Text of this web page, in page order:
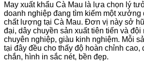
May xuất khẩu Cà Mau là lựa chọn lý
doanh nghiệp đang tìm kiếm một xưởng
chất lượng tại Cà Mau. Đơn vị này sở
đại, dây chuyền sản xuất tiên tiến và đội
chuyên nghiệp, giàu kinh nghiệm. Mỗi
tại đây đều cho thấy độ hoàn chỉnh
chắn, hình in sắc nét, bền đẹp.